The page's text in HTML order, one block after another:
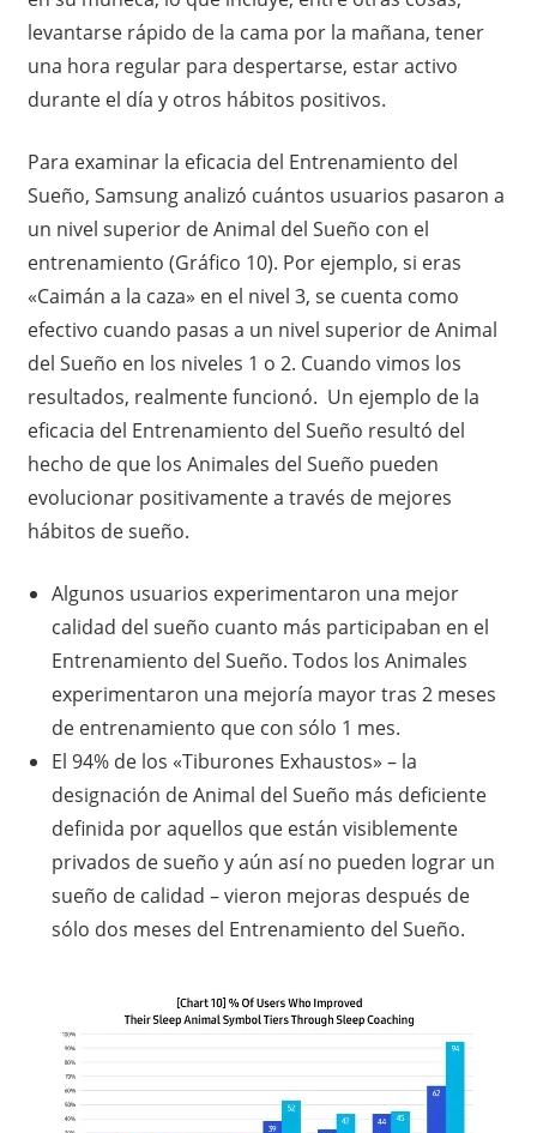
levantarse rápido de la cama por la mañana, tener
una hora regular para despertarse, estar activo
durante el día y otros hábitos positivos.
Para examinar la eficacia del Entrenamiento del
Sueño, Samsung analizó cuántos usuarios pasaron a
un nivel superior de Animal del Sueño con el
entrenamiento (Gráfico 10). Por ejemplo, si eras
«Caimán a la caza» en el nivel 3, se cuenta como
efectivo cuando pasas a un nivel superior de Animal
del Sueño en los niveles 1 o 2. Cuando vimos los
resultados, realmente funcionó. Un ejemplo de la
eficacia del Entrenamiento del Sueño resultó del
hecho de que los Animales del Sueño pueden
evolucionar positivamente a través de mejores
hábitos de sueño.
Algunos usuarios experimentaron una mejor
calidad del sueño cuanto más participaban en el
Entrenamiento del Sueño. Todos los Animales
experimentaron una mejoría mayor tras 2 meses
de entrenamiento que con sólo 1 mes.
El 94% de los «Tiburones Exhaustos» – la
designación de Animal del Sueño más deficiente
definida por aquellos que están visiblemente
privados de sueño y aún así no pueden lograr un
sueño de calidad – vieron mejoras después de
sólo dos meses del Entrenamiento del Sueño.